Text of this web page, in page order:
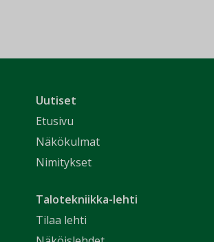
Uutiset
Etusivu
Näkökulmat
Nimitykset
Talotekniikka-lehti
Tilaa lehti